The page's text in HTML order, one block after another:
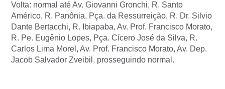
Volta: normal até Av. Giovanni Gronchi, R. Santo
Américo, R. Panônia, Pça. da Ressurreição, R. Dr. Silvio
Dante Bertacchi, R. Ibiapaba, Av. Prof. Francisco Morato,
R. Pe. Eugênio Lopes, Pça. Cícero José da Silva, R.
Carlos Lima Morel, Av. Prof. Francisco Morato, Av. Dep.
Jacob Salvador Zveibil, prosseguindo normal.